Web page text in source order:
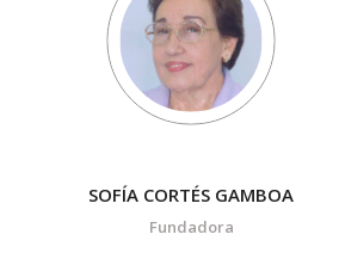
SOFÍA CORTÉS GAMBOA
Fundadora